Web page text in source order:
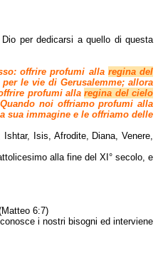
per dedicarsi a quello di questa
offrire profumi alla regina del
le vie di Gerusalemme; allora
offrire profumi allaregina del cielo
noi offriamo profumi alla
sua immagine e le offriamo delle
Isis, Afrodite, Diana, Venere,
alla fine del XI° secolo, e
6:7)
i nostri bisogni ed interviene